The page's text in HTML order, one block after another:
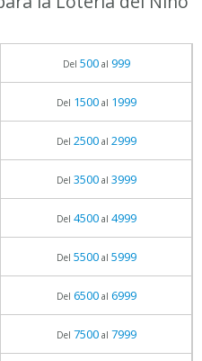
Del 500al 999
Del 1500al 1999
Del 2500al 2999
Del 3500al 3999
Del 4500al 4999
Del 5500al 5999
Del 6500al 6999
Del 7500al 7999